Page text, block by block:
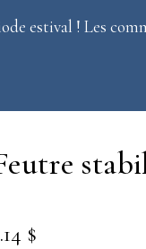
estival ! Les
feutre
$